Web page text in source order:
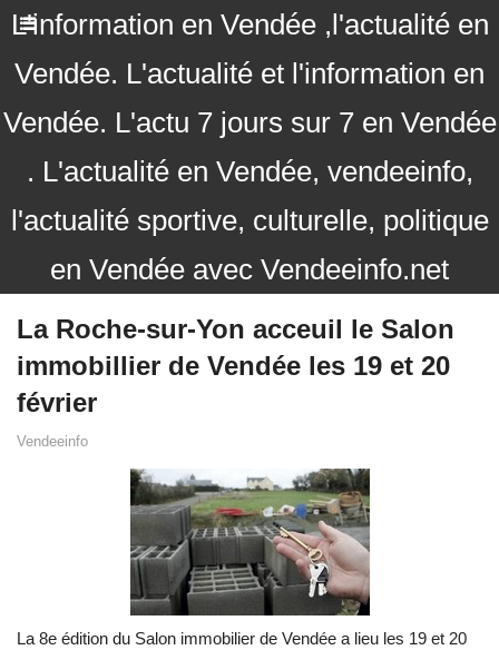
L'information en Vendée ,l'actualité en
Vendée. L'actualité et l'information en
Vendée. L'actu 7 jours sur 7 en Vendée
. L'actualité en Vendée, vendeeinfo,
l'actualité sportive, culturelle, politique
en Vendée avec Vendeeinfo.net
La Roche-sur-Yon acceuil le Salon
immobillier de Vendée les 19 et 20
février
Vendeeinfo
La 8e édition du Salon immobilier de Vendée a lieu les 19 et 20